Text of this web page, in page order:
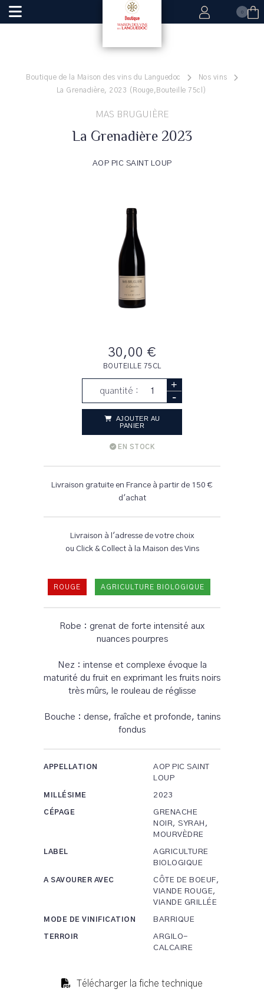
0
Boutique de la Maison des vins du Languedoc
Nos vins
La Grenadière, 2023 (Rouge,Bouteille 75cl)
MAS BRUGUIÈRE
La Grenadière 2023
AOP PIC SAINT LOUP
30,00 €
BOUTEILLE 75CL
quantité : +
-
AJOUTER AU
PANIER
EN STOCK
Livraison gratuite en France à partir de 150 €
d'achat
Livraison à l'adresse de votre choix
ou Click & Collect à la Maison des Vins
ROUGE AGRICULTURE BIOLOGIQUE
Robe : grenat de forte intensité aux
nuances pourpres
Nez : intense et complexe évoque la
maturité du fruit en exprimant les fruits noirs
très mûrs, le rouleau de réglisse
Bouche : dense, fraîche et profonde, tanins
fondus
APPELLATION
AOP PIC SAINT
LOUP
MILLÉSIME 2023
CÉPAGE
GRENACHE
NOIR, SYRAH,
MOURVÈDRE
LABEL
AGRICULTURE
BIOLOGIQUE
A SAVOURER AVEC
CÔTE DE BOEUF,
VIANDE ROUGE,
VIANDE GRILLÉE
MODE DE VINIFICATION BARRIQUE
TERROIR
ARGILO-
CALCAIRE
Télécharger la fiche technique